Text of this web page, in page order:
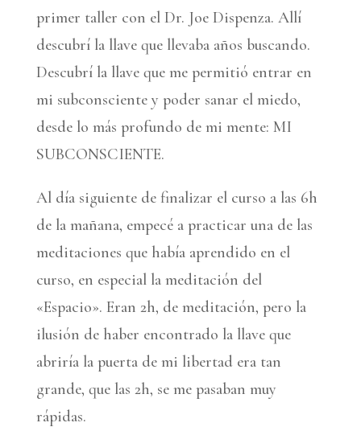
primer taller con el Dr. Joe Dispenza. Allí
descubrí la llave que llevaba años buscando.
Descubrí la llave que me permitió entrar en
mi subconsciente y poder sanar el miedo,
desde lo más profundo de mi mente: MI
SUBCONSCIENTE.
Al día siguiente de finalizar el curso a las 6h
de la mañana, empecé a practicar una de las
meditaciones que había aprendido en el
curso, en especial la meditación del
«Espacio». Eran 2h, de meditación, pero la
ilusión de haber encontrado la llave que
abriría la puerta de mi libertad era tan
grande, que las 2h, se me pasaban muy
rápidas.